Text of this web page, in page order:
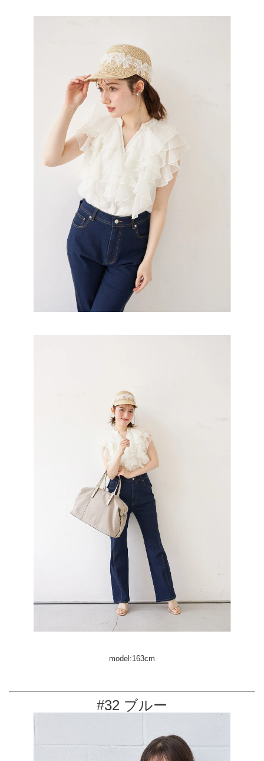
model:163cm
#32 ブルー